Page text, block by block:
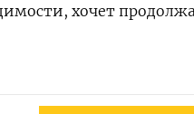
хочет